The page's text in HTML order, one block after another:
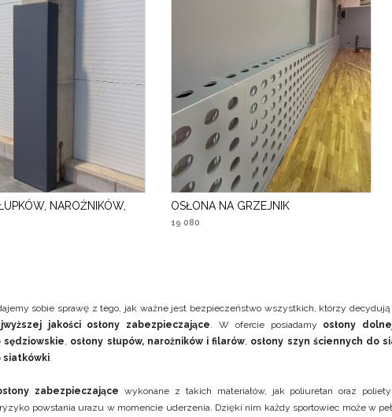
NAROŻNIKÓW,
OSŁONA NA GRZEJNIK
19 080
sobie sprawę z tego, jak ważne jest bezpieczeństwo wszystkich, którzy
jakości osłony zabezpieczające . W ofercie posiadamy osłony
sędziowskie
osłony słupów, narożników i filarów osłony szyn ściennych do
siatkówki
zabezpieczające wykonane z takich materiałów, jak poliuretan oraz
powstania urazu w momencie uderzenia. Dzięki nim każdy sportowiec może w